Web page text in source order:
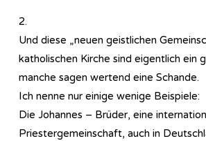
2.
Und diese „neuen geistlichen
katholischen Kirche sind eigentlich ein
manche sagen wertend eine Schande.
Ich nenne nur einige wenige Beispiele:
Die Johannes – Brüder, eine
Priestergemeinschaft, auch in